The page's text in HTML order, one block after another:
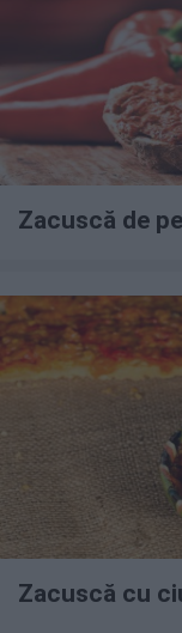
Zacuscă de
Zacuscă cu